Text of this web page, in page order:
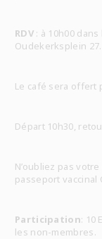
RDV : à 10h00
Oudekerksplein 27.
Le café sera offert
Départ 10h30,
N’oubliez pas
passeport vaccinal
Participation: 10
les non-membres.